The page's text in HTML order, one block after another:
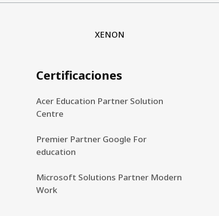
XENON
Certificaciones
Acer Education Partner Solution
Centre
Premier Partner Google For
education
Microsoft Solutions Partner Modern
Work